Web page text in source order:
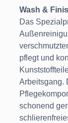
Wash &
Das
pflegt und
Arbeitsgang.
schonend